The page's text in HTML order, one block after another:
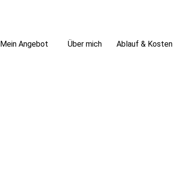
Mein Angebot Über mich Ablauf & Kosten